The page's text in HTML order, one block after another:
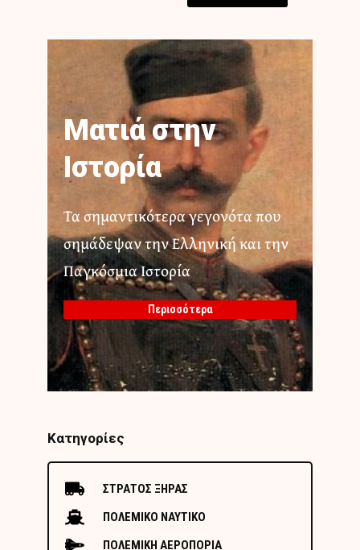
Ματιά στην
Ιστορία
Τα σημαντικότερα γεγονότα που
σημάδεψαν την Ελληνική και την
Παγκόσμια Ιστορία
Περισσότερα
Κατηγορίες
ΣΤΡΑΤΟΣ ΞΗΡΑΣ
ΠΟΛΕΜΙΚΟ ΝΑΥΤΙΚΟ
ΠΟΛΕΜΙΚΗ ΑΕΡΟΠΟΡΙΑ